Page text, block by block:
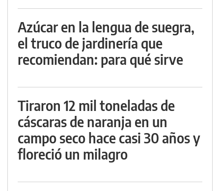
Azúcar en la lengua de suegra,
el truco de jardinería que
recomiendan: para qué sirve
Tiraron 12 mil toneladas de
cáscaras de naranja en un
campo seco hace casi 30 años y
floreció un milagro